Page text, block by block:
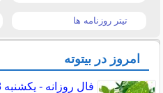
تیتر روزنامه ها
امروز در بیتوته
فال روزانه - یکشنبه 18 مرداد 1405